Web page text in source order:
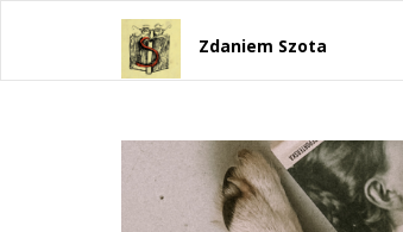
Zdaniem Szota